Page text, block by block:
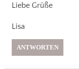
Liebe Grüße
Lisa
ANTWORTEN